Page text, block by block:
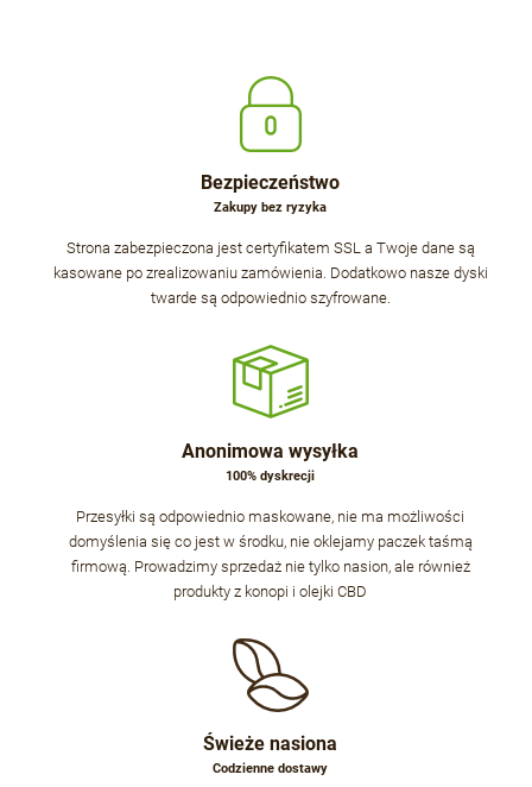
Bezpieczeństwo
Zakupy bez ryzyka
Strona zabezpieczona jest certyfikatem SSL a Twoje dane są
kasowane po zrealizowaniu zamówienia. Dodatkowo nasze dyski
twarde są odpowiednio szyfrowane.
Anonimowa wysyłka
100% dyskrecji
Przesyłki są odpowiednio maskowane, nie ma możliwości
domyślenia się co jest w środku, nie oklejamy paczek taśmą
firmową. Prowadzimy sprzedaż nie tylko nasion, ale również
produkty z konopi i olejki CBD
Świeże nasiona
Codzienne dostawy